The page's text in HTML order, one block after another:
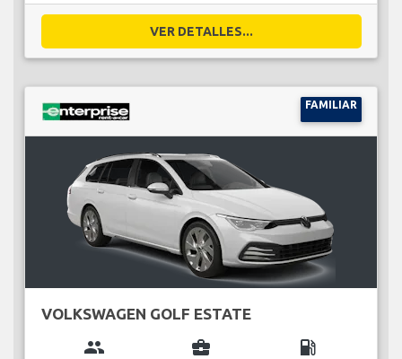
VER DETALLES...
FAMILIAR
VOLKSWAGEN GOLF ESTATE
group business_center local_gas_station